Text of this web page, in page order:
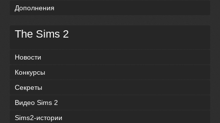
Дополнения
The Sims 2
Новости
Конкурсы
Секреты
Видео Sims 2
Sims2-истории